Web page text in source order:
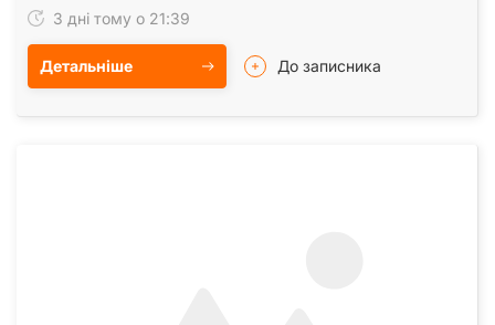
3 дні тому о 21:39
Детальніше До записника